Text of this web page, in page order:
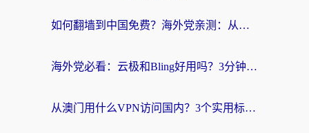
如何翻墙到中国免费？海外党亲测：从踩坑到选对加速器的全攻略
海外党必看：云极和Bling好用吗？3分钟教你选对回国加速器
从澳门用什么VPN访问国内？3个实用标准帮你避开坑，无缝刷剧听歌